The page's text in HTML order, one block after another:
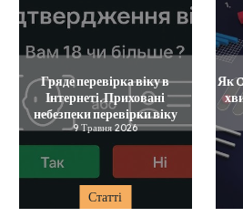
Статті
Гряде перевірка віку в
Інтернеті. Приховані
небезпеки перевірки віку
9 Травня 2026
Як